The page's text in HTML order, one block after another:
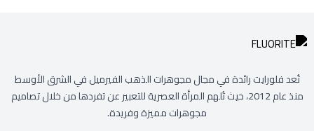
تُعد فلورايت رائدة في مجال مجوهرات الذهب الفيرميل في الشرق الأوسط
منذ عام 2012، حيث تُلهم المرأة العصرية للتعبير عن تفردها من خلال تصاميم
مجوهرات مميزة وفريدة.